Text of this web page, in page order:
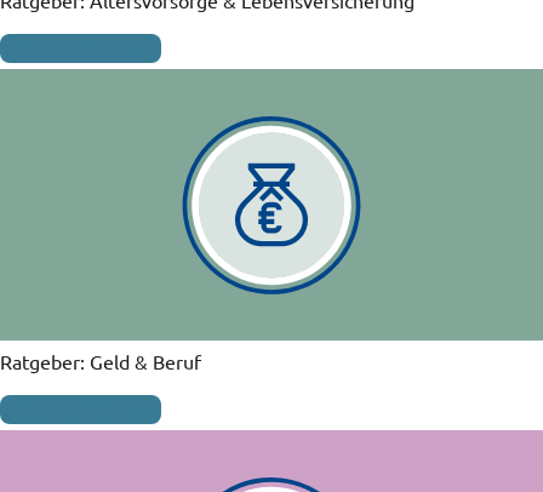
Mehr erfahren
Ratgeber: Geld & Beruf
Mehr erfahren